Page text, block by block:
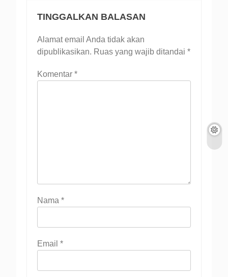
TINGGALKAN BALASAN
Alamat email Anda tidak akan
dipublikasikan. Ruas yang wajib ditandai *
Komentar *
Nama *
Email *